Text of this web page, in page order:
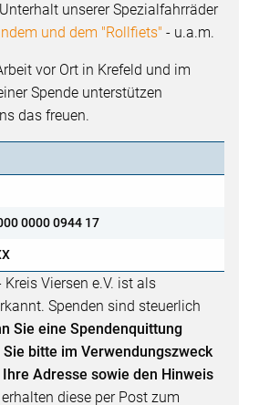
unserer Spezialfahrräder
und dem "Rollfiets" - u.a.m.
vor Ort in Krefeld und im
Spende unterstützen
das freuen.
0000 0944 17
Kreis Viersen e.V. ist als
Spenden sind steuerlich
Sie eine Spendenquittung
bitte im Verwendungszweck
Ihre Adresse sowie den Hinweis
erhalten diese per Post zum